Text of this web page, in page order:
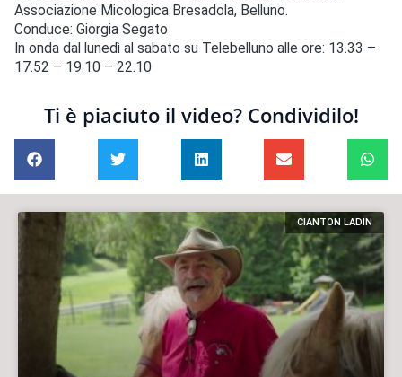
Associazione Micologica Bresadola, Belluno.
Conduce: Giorgia Segato
In onda dal lunedì al sabato su Telebelluno alle ore: 13.33 –
17.52 – 19.10 – 22.10
Ti è piaciuto il video? Condividilo!
CIANTON LADIN